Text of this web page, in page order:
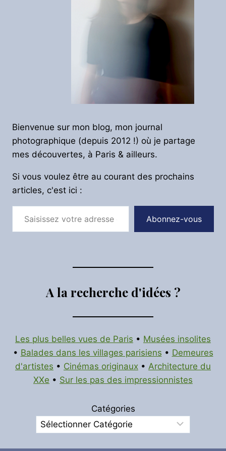
Bienvenue sur mon blog, mon journal
photographique (depuis 2012 !) où je partage
mes découvertes, à Paris & ailleurs.
Si vous voulez être au courant des prochains
articles, c'est ici :
Saisissez votre adresse e-mail…
Abonnez-vous
A la recherche d'idées ?
Les plus belles vues de Paris • Musées insolites
• Balades dans les villages parisiens • Demeures
d'artistes • Cinémas originaux • Architecture du
XXe • Sur les pas des impressionnistes
Catégories